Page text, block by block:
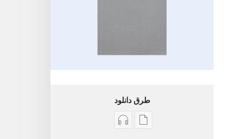
طرق دانلود
گزینۀ گزینۀ